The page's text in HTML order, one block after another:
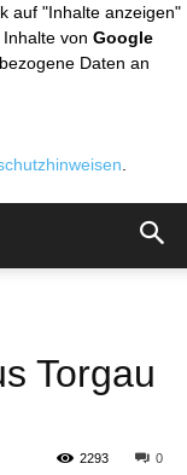
auf "Inhalte anzeigen"
von Google
Daten an
Torgau
0
2293